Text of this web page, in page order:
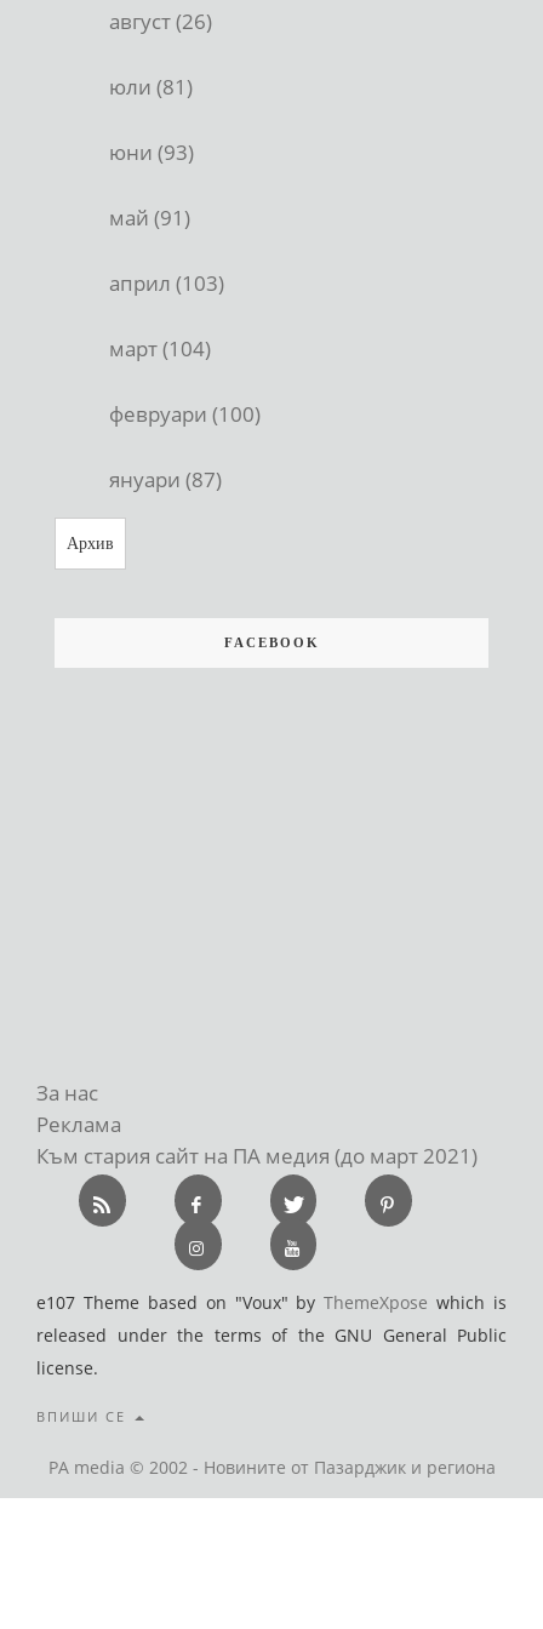
август (26)
юли (81)
юни (93)
май (91)
април (103)
март (104)
февруари (100)
януари (87)
Архив
FACEBOOK
За нас
Реклама
Към стария сайт на ПА медия (до март 2021)
e107 Theme based on "Voux" byThemeXpose which is
released under the terms of the GNU General Public
license.
ВПИШИ СЕ
PA media © 2002 - Новините от Пазарджик и региона